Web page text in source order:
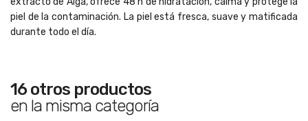
piel de la contaminación. La piel está fresca, suave y matificada
durante todo el día.
16 otros productos
en la misma categoría